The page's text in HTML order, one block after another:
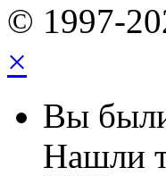
© 1997-
×
Вы
Нашли